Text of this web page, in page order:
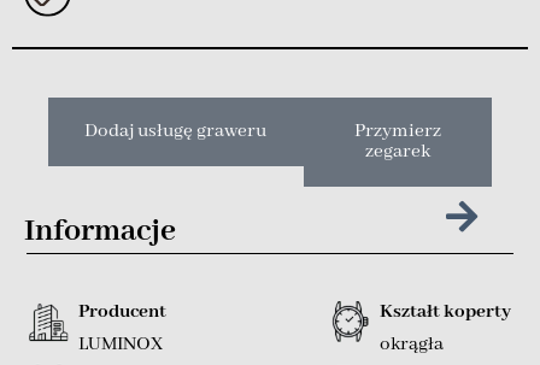
Dodaj usługę graweru
Przymierz
zegarek
Informacje
Producent
LUMINOX
Kształt koperty
okrągła